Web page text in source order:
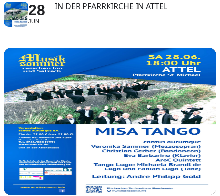
28
JUN
IN DER PFARRKIRCHE IN ATTEL